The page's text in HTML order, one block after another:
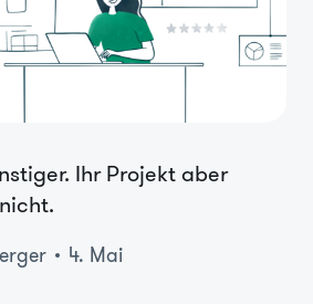
Ihr Projekt aber
4. Mai